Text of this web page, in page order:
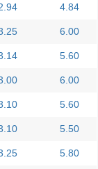
4.84
6.00
5.60
6.00
5.60
5.50
5.80